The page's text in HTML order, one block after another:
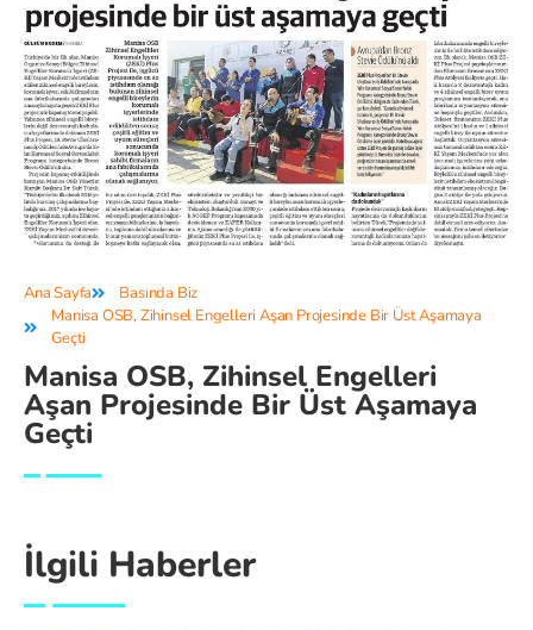
Ana Sayfa
Basında Biz
Manisa OSB, Zihinsel Engelleri Aşan Projesinde Bir Üst Aşamaya
Geçti
Manisa OSB, Zihinsel Engelleri
Aşan Projesinde Bir Üst Aşamaya
Geçti
İlgili Haberler